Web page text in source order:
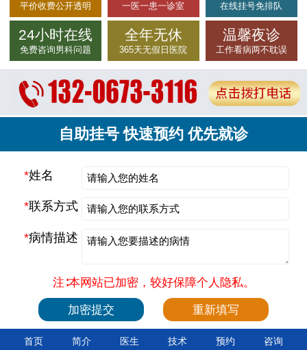
平价收费公开透明 一医一患一诊室 在线挂号免排队
24小时在线
免费咨询男科问题
全年无休
365天无假日医院
温馨夜诊
工作看病两不耽误
自助挂号 快速预约 优先就诊
*姓名
*联系方式
*病情描述
注∶本网站已加密，较好保障个人隐私。
首页 简介 医生 技术 预约 咨询